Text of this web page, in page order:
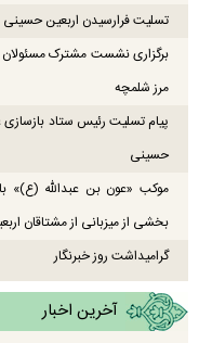
تسلیت فرارسیدن اربعین حسینی
برگزاری نشست مشترک
مرز شلمچه
پیام تسلیت رئیس ستاد بازسازی
حسینی
موکب «عون بن عبدالله (ع)»
بخشی از میزبانی از مشتاقان
گرامیداشت روز خبرنگار
آخرین اخبار